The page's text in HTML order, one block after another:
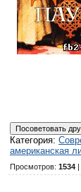
Категория:
американская
Просмотров: 1534 |